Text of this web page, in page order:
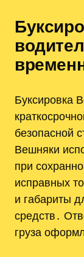
Буксировка
безопасной
Вешняки
при
исправных
и габариты
средств․
груза